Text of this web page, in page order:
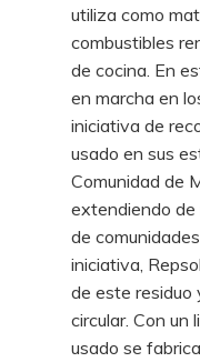
utiliza como
combustibles
de cocina. En
en marcha en
iniciativa de
usado en sus
Comunidad de
extendiendo de
de
iniciativa,
de este residuo
circular. Con un
usado se